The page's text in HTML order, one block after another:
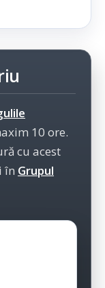
10 ore.
cu acest
în Grupul